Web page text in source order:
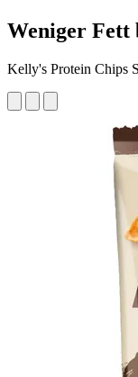
Weniger Fett
Kelly's Protein Chips